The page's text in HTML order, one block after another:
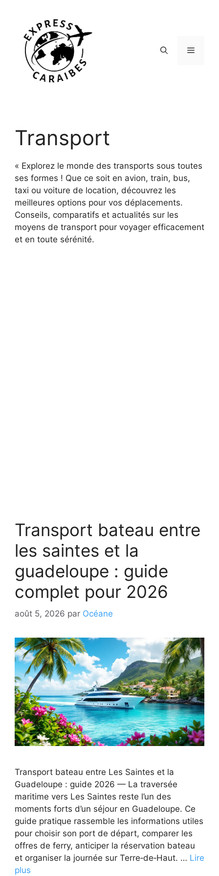
contenu
Menu
Transport
« Explorez le monde des transports sous toutes
ses formes ! Que ce soit en avion, train, bus,
taxi ou voiture de location, découvrez les
meilleures options pour vos déplacements.
Conseils, comparatifs et actualités sur les
moyens de transport pour voyager efficacement
et en toute sérénité.
Transport bateau entre
les saintes et la
guadeloupe : guide
complet pour 2026
août 5, 2026 par Océane
Transport bateau entre Les Saintes et la
Guadeloupe : guide 2026 — La traversée
maritime vers Les Saintes reste l’un des
moments forts d’un séjour en Guadeloupe. Ce
guide pratique rassemble les informations utiles
pour choisir son port de départ, comparer les
offres de ferry, anticiper la réservation bateau
et organiser la journée sur Terre‑de‑Haut. … Lire
plus